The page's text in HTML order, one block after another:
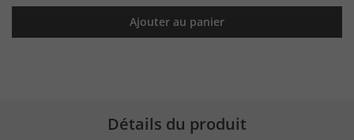
Ajouter au panier
Détails du produit